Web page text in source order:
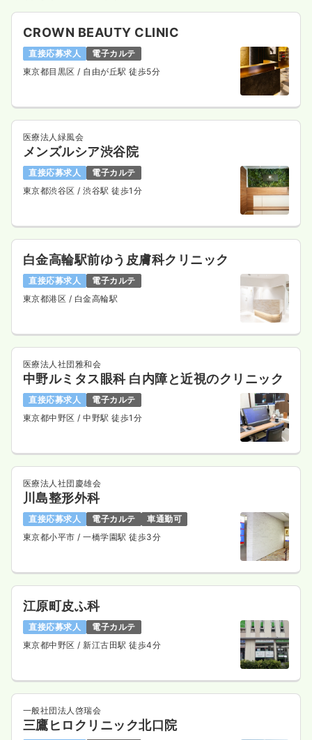
CROWN BEAUTY CLINIC
直接応募求人
電子カルテ
東京都目黒区 / 自由が丘駅 徒歩5分
医療法人緑風会
メンズルシア渋谷院
直接応募求人
電子カルテ
東京都渋谷区 / 渋谷駅 徒歩1分
白金高輪駅前ゆう皮膚科クリニック
直接応募求人
電子カルテ
東京都港区 / 白金高輪駅
医療法人社団雅和会
中野ルミタス眼科 白内障と近視のクリニック
直接応募求人
電子カルテ
東京都中野区 / 中野駅 徒歩1分
医療法人社団慶雄会
川島整形外科
直接応募求人 電子カルテ
車通勤可
東京都小平市 / 一橋学園駅 徒歩3分
江原町皮ふ科
直接応募求人
電子カルテ
東京都中野区 / 新江古田駅 徒歩4分
一般社団法人啓瑞会
三鷹ヒロクリニック北口院